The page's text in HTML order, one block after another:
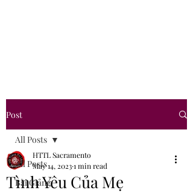
Post
All Posts
Bài Giảng
All Posts
Tình Yêu Của Mẹ
HTTL Sacramento
May 14, 20231 min read